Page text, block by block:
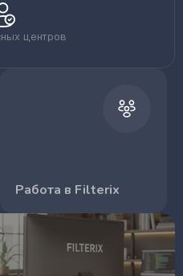
центров
Работа в Filterix